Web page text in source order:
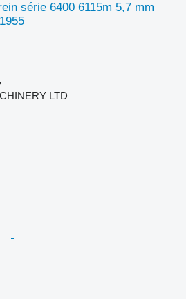
série 6400 6115m 5,7 mm
LTD